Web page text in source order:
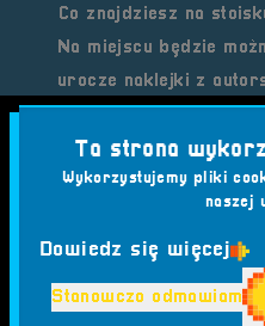
Co znajdziesz na
Na miejscu będzie
urocze naklejki z
wysokiej jakościprinty
lub stanowiska gracza,
oraz inne drobne
sprawdzą się jako
festiwalu.
To idealne miejsce, by
Ta strona
Wykorzystujemy pliki
naszej
Dowiedz się więcej
Stanowczo odmawiam